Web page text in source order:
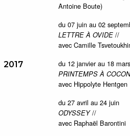
Antoine Boute)
du 07 juin au 02
LETTRE À OVIDE//
avec Camille
2017
du 12 janvier au 18 mars
PRINTEMPS À
avec Hippolyte Hentgen
du 27 avril au 24 juin
ODYSSEY//
avec Raphaël Barontini